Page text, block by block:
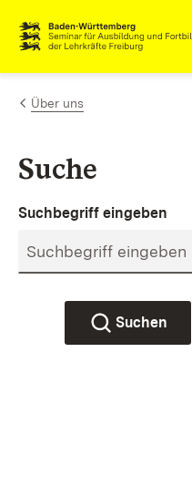
Zum Inhalt springen
Link zur Startseite
Über uns
Suche
Suchbegriff eingeben
Suchen